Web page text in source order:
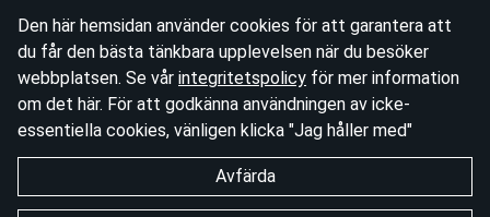
Den här hemsidan använder cookies för att garantera att
du får den bästa tänkbara upplevelsen när du besöker
webbplatsen. Se vår integritetspolicy för mer information
om det här. För att godkänna användningen av icke-
essentiella cookies, vänligen klicka "Jag håller med"
Avfärda